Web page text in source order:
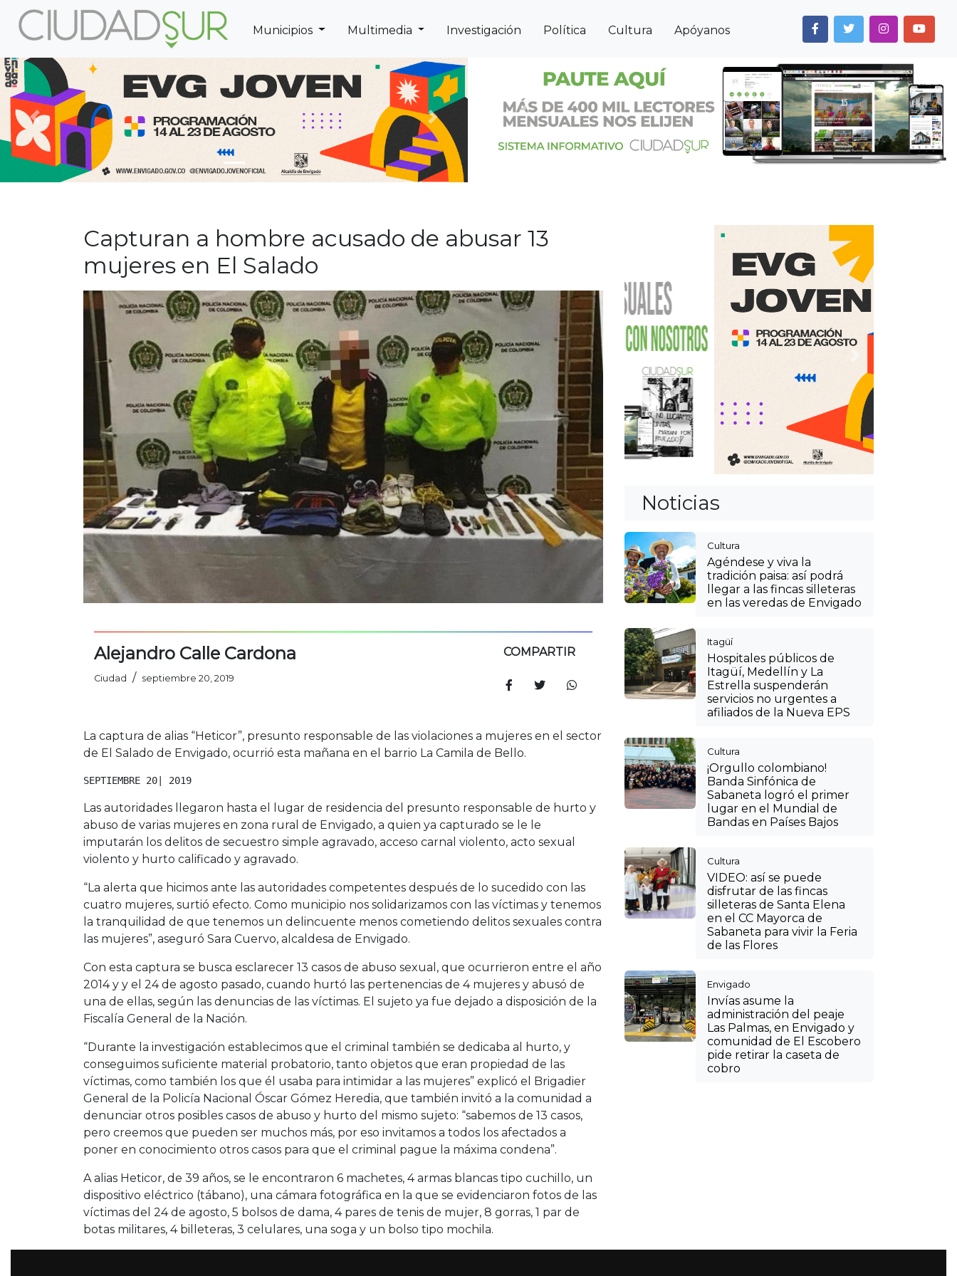
Municipios Multimedia Investigación Política Cultura Apóyanos
Previous Next Previous Next
Capturan a hombre acusado de abusar 13
mujeres en El Salado
Alejandro Calle Cardona
Ciudad / septiembre 20, 2019
COMPARTIR
La captura de alias “Heticor”, presunto responsable de las violaciones a mujeres en el sector
de El Salado de Envigado, ocurrió esta mañana en el barrio La Camila de Bello.
SEPTIEMBRE 20| 2019
Las autoridades llegaron hasta el lugar de residencia del presunto responsable de hurto y
abuso de varias mujeres en zona rural de Envigado, a quien ya capturado se le le
imputarán los delitos de secuestro simple agravado, acceso carnal violento, acto sexual
violento y hurto calificado y agravado.
“La alerta que hicimos ante las autoridades competentes después de lo sucedido con las
cuatro mujeres, surtió efecto. Como municipio nos solidarizamos con las víctimas y tenemos
la tranquilidad de que tenemos un delincuente menos cometiendo delitos sexuales contra
las mujeres”, aseguró Sara Cuervo, alcaldesa de Envigado.
Con esta captura se busca esclarecer 13 casos de abuso sexual, que ocurrieron entre el año
2014 y y el 24 de agosto pasado, cuando hurtó las pertenencias de 4 mujeres y abusó de
una de ellas, según las denuncias de las víctimas. El sujeto ya fue dejado a disposición de la
Fiscalía General de la Nación.
“Durante la investigación establecimos que el criminal también se dedicaba al hurto, y
conseguimos suficiente material probatorio, tanto objetos que eran propiedad de las
víctimas, como también los que él usaba para intimidar a las mujeres” explicó el Brigadier
General de la Policía Nacional Óscar Gómez Heredia, que también invitó a la comunidad a
denunciar otros posibles casos de abuso y hurto del mismo sujeto: “sabemos de 13 casos,
pero creemos que pueden ser muchos más, por eso invitamos a todos los afectados a
poner en conocimiento otros casos para que el criminal pague la máxima condena”.
A alias Heticor, de 39 años, se le encontraron 6 machetes, 4 armas blancas tipo cuchillo, un
dispositivo eléctrico (tábano), una cámara fotográfica en la que se evidenciaron fotos de las
víctimas del 24 de agosto, 5 bolsos de dama, 4 pares de tenis de mujer, 8 gorras, 1 par de
botas militares, 4 billeteras, 3 celulares, una soga y un bolso tipo mochila.
Noticias
Cultura
Agéndese y viva la
tradición paisa: así podrá
llegar a las fincas silleteras
en las veredas de Envigado
Itagüí
Hospitales públicos de
Itagüí, Medellín y La
Estrella suspenderán
servicios no urgentes a
afiliados de la Nueva EPS
Cultura
¡Orgullo colombiano!
Banda Sinfónica de
Sabaneta logró el primer
lugar en el Mundial de
Bandas en Países Bajos
Cultura
VIDEO: así se puede
disfrutar de las fincas
silleteras de Santa Elena
en el CC Mayorca de
Sabaneta para vivir la Feria
de las Flores
Envigado
Invías asume la
administración del peaje
Las Palmas, en Envigado y
comunidad de El Escobero
pide retirar la caseta de
cobro